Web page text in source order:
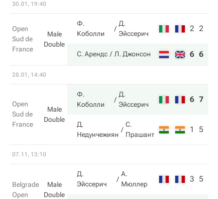
30.01, 19:40
Open
Sud de
France
Male
Double
Ф.
Коболли
Д.
Эйссерич
2 2
С. Арендс Л. Джонсон 6 6
28.01, 14:40
Open
Sud de
France
Male
Double
Ф.
Коболли
Д.
Эйссерич
6 7
Д.
Недунчежиян
С.
Прашант
1 5
07.11, 13:10
Belgrade
Open
Male
Double
Д.
Эйссерич
А.
Мюллер
3 5